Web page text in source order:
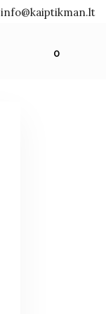
info@kaiptikman.lt
0